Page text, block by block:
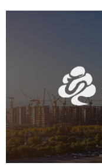
旅游休闲
智慧体育公园